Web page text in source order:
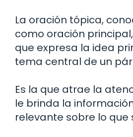
La oración tópica,
como oración
que expresa la idea
tema central de un
Es la que atrae la
le brinda la
relevante sobre lo que